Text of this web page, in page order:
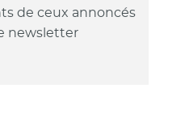
de ceux annoncés
newsletter